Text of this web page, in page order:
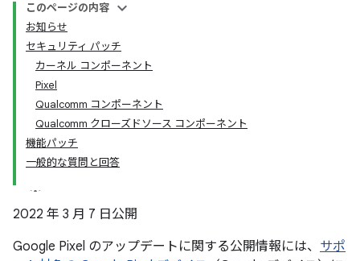
このページの内容
お知らせ
セキュリティ パッチ
カーネル コンポーネント
Pixel
Qualcomm コンポーネント
Qualcomm クローズドソース コンポーネント
機能パッチ
一般的な質問と回答
2022 年 3 月 7 日公開
Google Pixel のアップデートに関する公開情報には、 サポ